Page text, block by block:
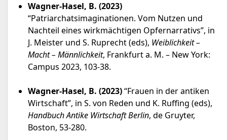
Wagner-Hasel, B. (2023)
“Patriarchatsimaginationen. Vom Nutzen und
Nachteil eines wirkmächtigen Opfernarrativs”, in
J. Meister und S. Ruprecht (eds), Weiblichkeit –
Macht – Männlichkeit, Frankfurt a. M. – New York:
Campus 2023, 103-38.
Wagner-Hasel, B. (2023)“Frauen in der antiken
Wirtschaft”, in S. von Reden und K. Ruffing (eds),
Handbuch Antike Wirtschaft Berlin, de Gruyter,
Boston, 53-280.